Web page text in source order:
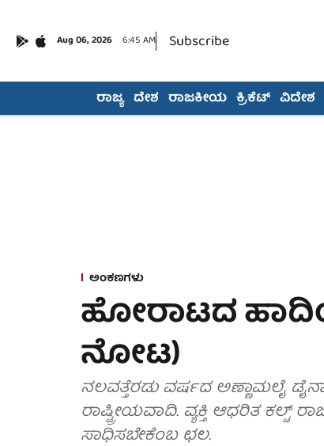
Aug 06, 2026 6:45 AM Subscribe
ರಾಜ್ಯ ದೇಶ ರಾಜಕೀಯ ಕ್ರಿಕೆಟ್ ವಿದೇಶ
ಅಂಕಣಗಳು
ಹೋರಾಟದ
ನೋಟ)
ನಲವತ್ತೆರಡು ವರ್ಷದ ಅಣ್ಣಾಮಲೈ
ರಾಷ್ಟ್ರೀಯವಾದಿ. ವ್ಯಕ್ತಿ ಆಧರಿತ ಕಲ್ಟ್‌
ಸಾಧಿಸಬೇಕೆಂಬ ಛಲ.